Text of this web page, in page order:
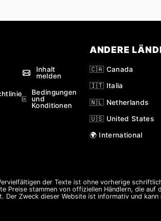
Inhalt
melden
Bedingungen
und
Konditionen
ANDERE
🇨🇦 Canada
🇮🇹 Italia
🇳🇱 Netherlands
🇺🇸 United States
🌍 International
der Texte ist ohne vorherige
Preise stammen von offiziellen Händlern, die
Zweck dieser Website ist informativ und